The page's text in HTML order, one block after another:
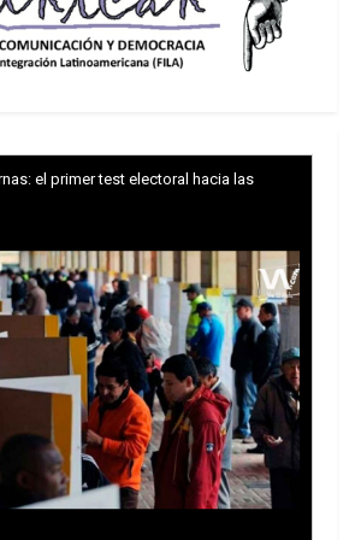
del reparto de la riqueza en los
de Norteamérica daría cifras para
¿La palabra democracia
uniendo las palabras libertad
aumenta la desigualdad.
Alemania, en 2008, el 10 por
la franja de los pobladores
con el 45 por ciento de la
total; cuatro años después esa
53 por ciento. ¿Qué pasará
Mientras tanto, Alemania
millones de desocupados que
por cierto muy modesta. El
el primer test electoral hacia las